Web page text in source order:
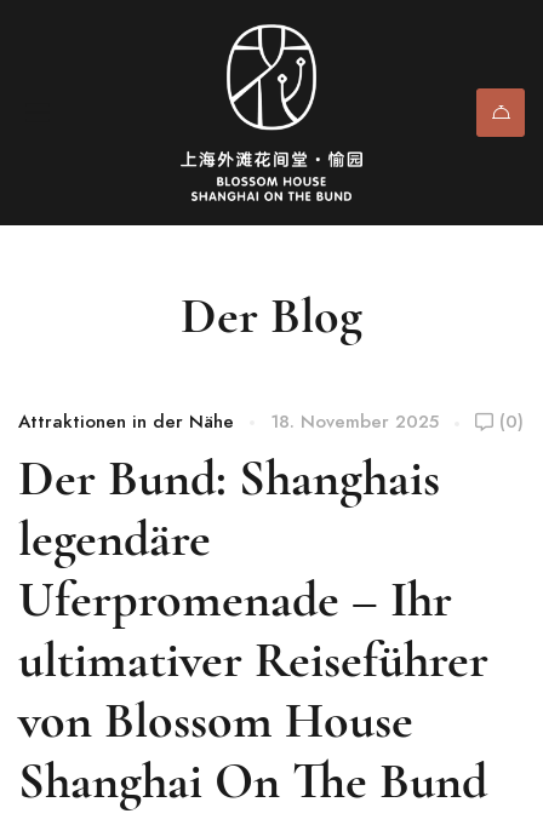
Der Blog
Attraktionen in der Nähe 18. November 2025 (0)
Der Bund: Shanghais
legendäre
Uferpromenade – Ihr
ultimativer Reiseführer
von Blossom House
Shanghai On The Bund